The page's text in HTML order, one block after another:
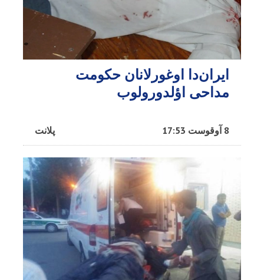
ایران‌دا اوغورلانان حکومت
مداحی اؤلدورولوب
پلانت 8 آوقوست 17:53